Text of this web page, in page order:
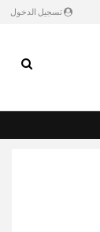
تسجيل الدخول